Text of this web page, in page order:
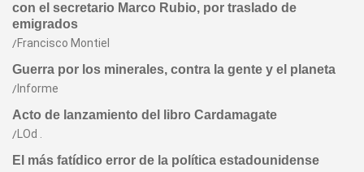
con el secretario Marco Rubio, por traslado de
emigrados
Francisco Montiel
Guerra por los minerales, contra la gente y el planeta
Informe
Acto de lanzamiento del libro Cardamagate
LOd .
El más fatídico error de la política estadounidense